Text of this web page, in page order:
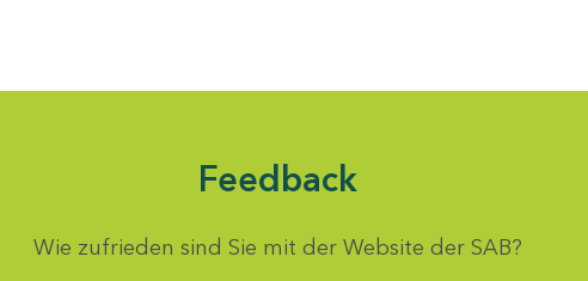
Feedback
Wie zufrieden sind Sie mit der Website der SAB?